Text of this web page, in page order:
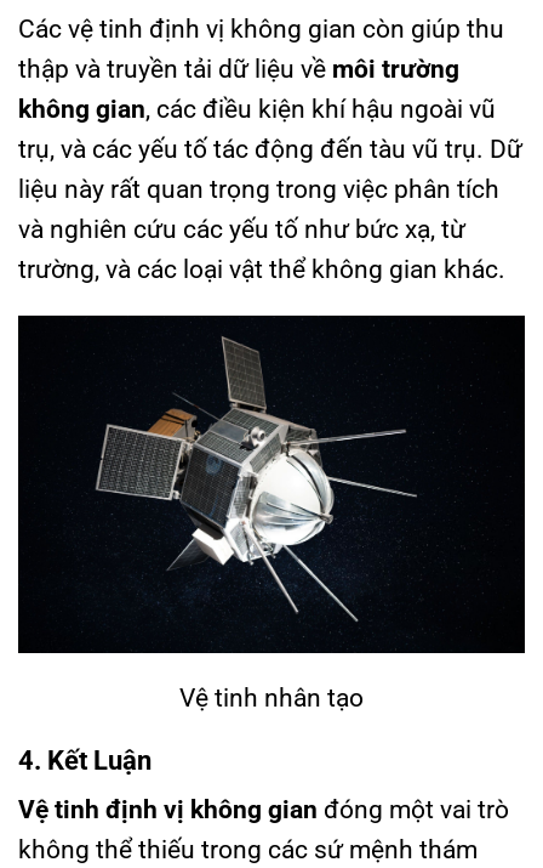
Các vệ tinh định vị không gian còn giúp thu
thập và truyền tải dữ liệu về môi trường
không gian, các điều kiện khí hậu ngoài vũ
trụ, và các yếu tố tác động đến tàu vũ trụ. Dữ
liệu này rất quan trọng trong việc phân tích
và nghiên cứu các yếu tố như bức xạ, từ
trường, và các loại vật thể không gian khác.
Vệ tinh nhân tạo
4. Kết Luận
Vệ tinh định vị không gian đóng một vai trò
không thể thiếu trong các sứ mệnh thám